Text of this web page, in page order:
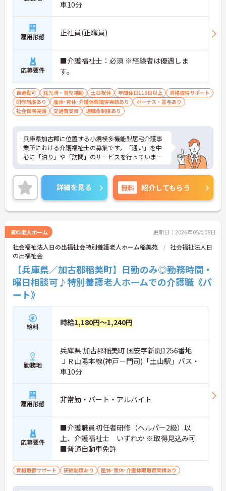
車10分
雇用形態 正社員(正職員)
応募要件
■介護福祉士：必須 ※経験者は優遇しま
す。
車通勤可 託児所・育児補助 土日祝休 年間休日110日以上
資格取得サポート
研修制度あり
産休･育休･介護休暇取得実績あり
ボーナス・賞与あり
社会保険完備
交通費支給 退職金制度あり
兵庫県加古郡に位置する小規模多機能型居宅介護事
業所における介護福祉士の募集です。「通い」を中
心に「泊り」や「訪問」のサービスを行っていま
す。
年間休日110日以上もあり、プライベートを大切に
しながらご勤務いただけます。また、利用可能な託
児所があり、子育て世代の方も安心してご勤務いた
だけます。
ご興味のある方には、面接対策ポイントなど、さら
さい！
詳細を見る 無料 紹介してもらう
有料老人ホーム 更新日：2026年05月08日
社会福祉法人日の出福祉会特別養護老人ホーム稲美苑
社会福祉法人日
の出福祉会
【兵庫県／加古郡稲美町】日勤のみ◎勤務時間・
曜日相談可♪特別養護老人ホームでの介護職《パ
ート》
給料 時給1,180円～1,240円
勤務地
兵庫県 加古郡稲美町 国安字新開1256番地
ＪＲ山陽本線(神戸－門司)「土山駅」バス・
車10分
雇用形態 非常勤・パート・アルバイト
応募要件
■介護職員初任者研修（ヘルパー2級）以
上、介護福祉士 いずれか ※取得見込み可
■普通自動車免許
資格取得サポート 研修制度あり 産休･育休･介護休暇取得実績あり